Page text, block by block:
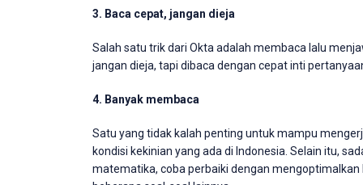
3. Baca cepat, jangan dieja
Salah satu trik dari Okta adalah membaca lalu
jangan dieja, tapi dibaca dengan cepat inti
4. Banyak membaca
Satu yang tidak kalah penting untuk mampu
kondisi kekinian yang ada di Indonesia. Selain itu,
matematika, coba perbaiki dengan